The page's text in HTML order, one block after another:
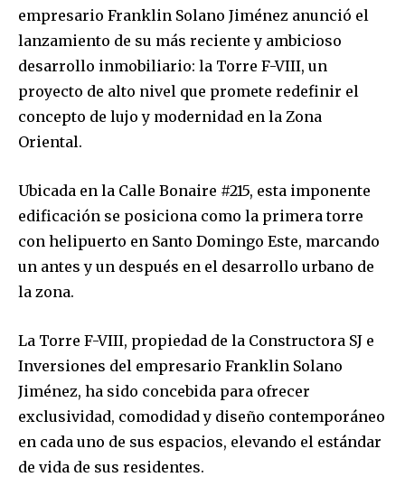
empresario Franklin Solano Jiménez anunció el
lanzamiento de su más reciente y ambicioso
desarrollo inmobiliario: la Torre F-VIII, un
proyecto de alto nivel que promete redefinir el
concepto de lujo y modernidad en la Zona
Oriental.
Ubicada en la Calle Bonaire #215, esta imponente
edificación se posiciona como la primera torre
con helipuerto en Santo Domingo Este, marcando
un antes y un después en el desarrollo urbano de
la zona.
La Torre F-VIII, propiedad de la Constructora SJ e
Inversiones del empresario Franklin Solano
Jiménez, ha sido concebida para ofrecer
exclusividad, comodidad y diseño contemporáneo
en cada uno de sus espacios, elevando el estándar
de vida de sus residentes.